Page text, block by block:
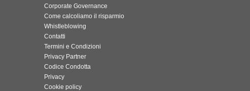
Corporate Governance
Come calcoliamo il risparmio
Whistleblowing
Contatti
Termini e Condizioni
Privacy Partner
Codice Condotta
Privacy
Cookie policy